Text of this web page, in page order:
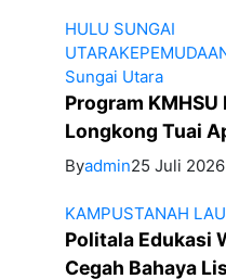
HULU SUNGAI
UTARA
Sungai Utara
Program
Longkong Tuai
Byadmin25 Juli 2026
KAMPUSTANAH
Politala Edukasi
Cegah Bahaya